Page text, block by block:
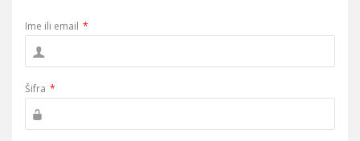
Ime ili email *
Šifra *